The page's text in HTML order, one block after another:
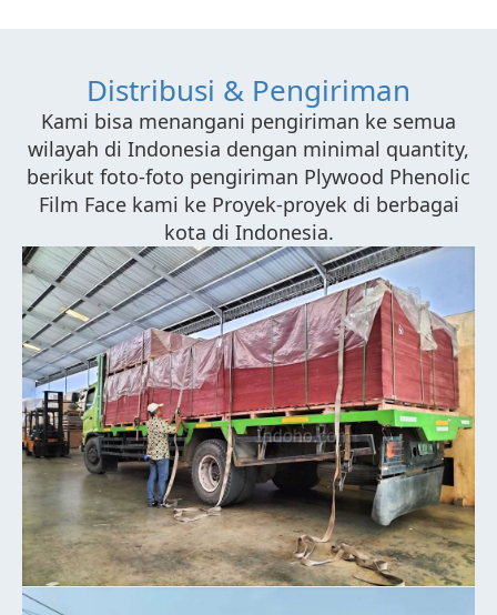
Distribusi & Pengiriman
Kami bisa menangani pengiriman ke semua
wilayah di Indonesia dengan minimal quantity,
berikut foto-foto pengiriman Plywood Phenolic
Film Face kami ke Proyek-proyek di berbagai
kota di Indonesia.